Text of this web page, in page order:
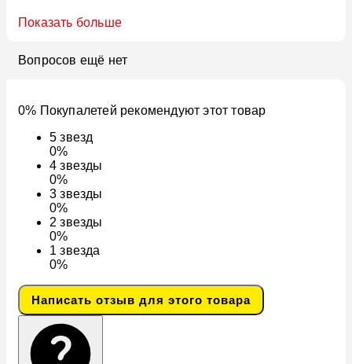
Показать больше
Вопросов ещё нет
0% Покупалетей рекомендуют этот товар
5звезд
0%
4звезды
0%
3звезды
0%
2звезды
0%
1звезда
0%
Написать отзыв для этого товара